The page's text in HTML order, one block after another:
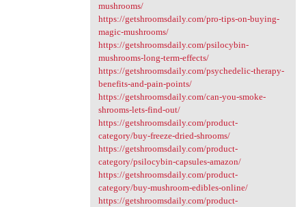
mushrooms/
https://getshroomsdaily.com/pro-tips-on-buying-
magic-mushrooms/
https://getshroomsdaily.com/psilocybin-
mushrooms-long-term-effects/
https://getshroomsdaily.com/psychedelic-therapy-
benefits-and-pain-points/
https://getshroomsdaily.com/can-you-smoke-
shrooms-lets-find-out/
https://getshroomsdaily.com/product-
category/buy-freeze-dried-shrooms/
https://getshroomsdaily.com/product-
category/psilocybin-capsules-amazon/
https://getshroomsdaily.com/product-
category/buy-mushroom-edibles-online/
https://getshroomsdaily.com/product-